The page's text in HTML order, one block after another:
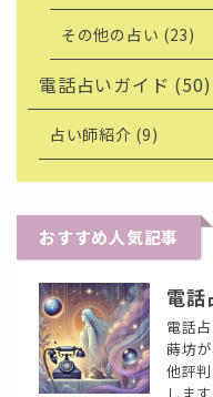
その他の占い (23)
電話占いガイド (50)
占い師紹介 (9)
おすすめ人気記事
電話
電話
蒔坊
他評